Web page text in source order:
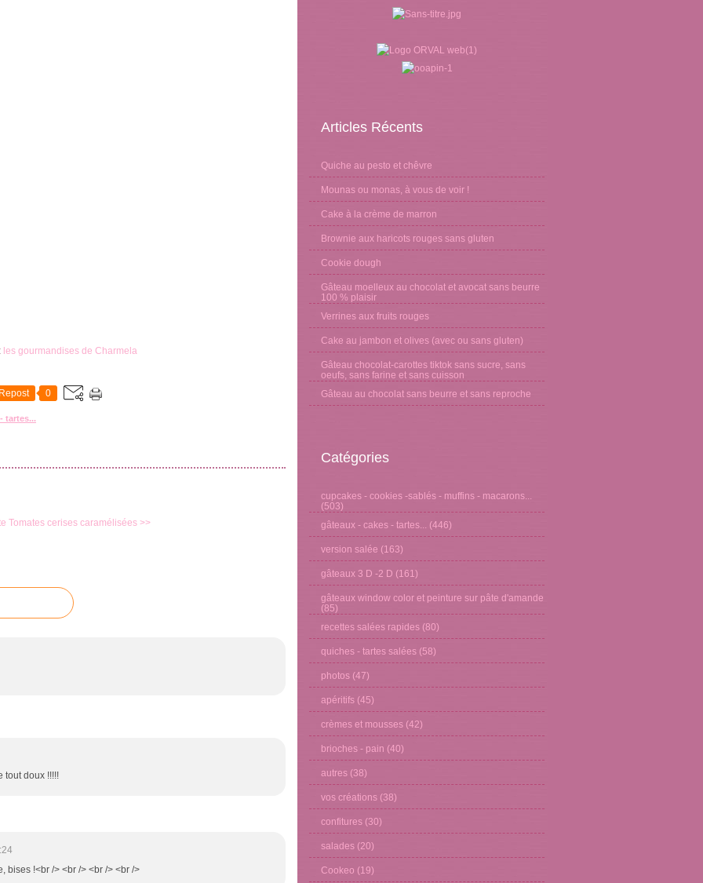
les gourmandises de Charmela
Repost 0
tartes...
Tomates cerises caramélisées >>
tout doux !!!!!
bises !<br /> <br /> <br /> <br />
Articles Récents
Quiche au pesto et chêvre
Mounas ou monas, à vous de voir !
Cake à la crème de marron
Brownie aux haricots rouges sans gluten
Cookie dough
Gâteau moelleux au chocolat et avocat sans beurre
100 % plaisir
Verrines aux fruits rouges
Cake au jambon et olives (avec ou sans gluten)
Gâteau chocolat-carottes tiktok sans sucre, sans
oeufs, sans farine et sans cuisson
Gâteau au chocolat sans beurre et sans reproche
Catégories
cupcakes - cookies -sablés - muffins - macarons...
(503)
gâteaux - cakes - tartes... (446)
version salée (163)
gâteaux 3 D -2 D (161)
gâteaux window color et peinture sur pâte d'amande
(85)
recettes salées rapides (80)
quiches - tartes salées (58)
photos (47)
apéritifs (45)
crèmes et mousses (42)
brioches - pain (40)
autres (38)
vos créations (38)
confitures (30)
salades (20)
Cookeo (19)